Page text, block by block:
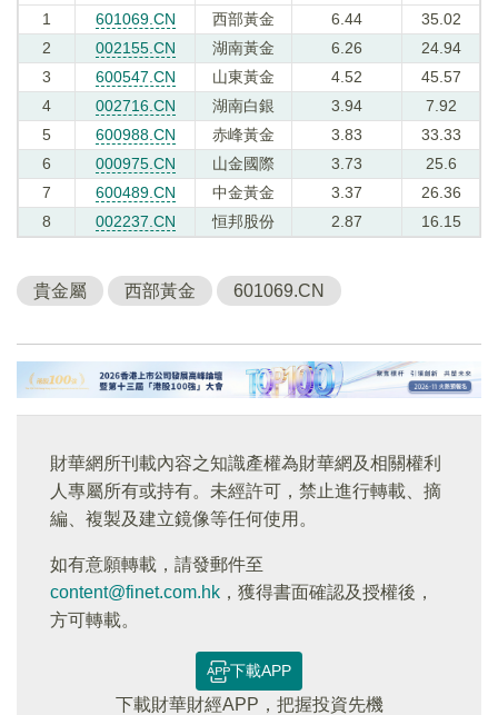
1
601069.CN 西部黃金 6.44
35.02
2
002155.CN 湖南黃金 6.26
24.94
3
600547.CN 山東黃金 4.52
45.57
4
002716.CN 湖南白銀 3.94
7.92
5
600988.CN 赤峰黃金 3.83
33.33
6
000975.CN 山金國際 3.73
25.6
7
600489.CN 中金黃金 3.37
26.36
8
002237.CN 恒邦股份 2.87 16.15
貴金屬 西部黃金 601069.CN
財華網所刊載內容之知識產權為財華網及相關權利
人專屬所有或持有。未經許可，禁止進行轉載、摘
編、複製及建立鏡像等任何使用。
如有意願轉載，請發郵件至
content@finet.com.hk ，獲得書面確認及授權後，
方可轉載。
下載APP
下載財華財經APP，把握投資先機